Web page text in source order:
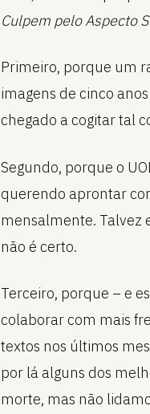
Culpem pelo Aspecto
Primeiro, porque um
imagens de cinco
chegado a cogitar tal
Segundo, porque o
querendo aprontar
mensalmente. Talvez
não é certo.
Terceiro, porque – e
colaborar com mais
textos nos últimos
por lá alguns dos
morte, mas não